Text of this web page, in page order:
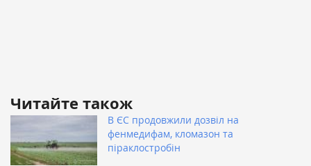
Читайте також
В ЄС продовжили дозвіл на
фенмедифам, кломазон та
піраклостробін